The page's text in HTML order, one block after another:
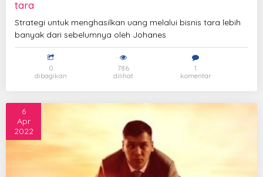
tara
Strategi untuk menghasilkan uang melalui bisnis tara lebih
banyak dari sebelumnya oleh Johanes
0
dibagikan
786
dilihat
1
komentar
6
Apr
2022